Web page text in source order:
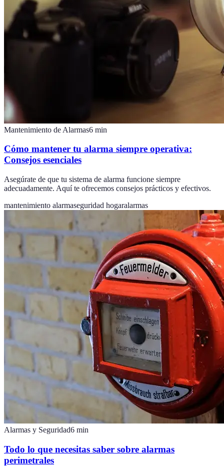
Mantenimiento de Alarmas6 min
Cómo mantener tu alarma siempre operativa:
Consejos esenciales
Asegúrate de que tu sistema de alarma funcione siempre
adecuadamente. Aquí te ofrecemos consejos prácticos y efectivos.
mantenimiento alarmaseguridad hogaralarmas
Alarmas y Seguridad6 min
Todo lo que necesitas saber sobre alarmas
perimetrales